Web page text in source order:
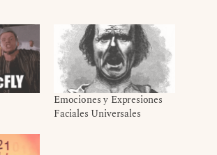
Emociones y Expresiones
Faciales Universales